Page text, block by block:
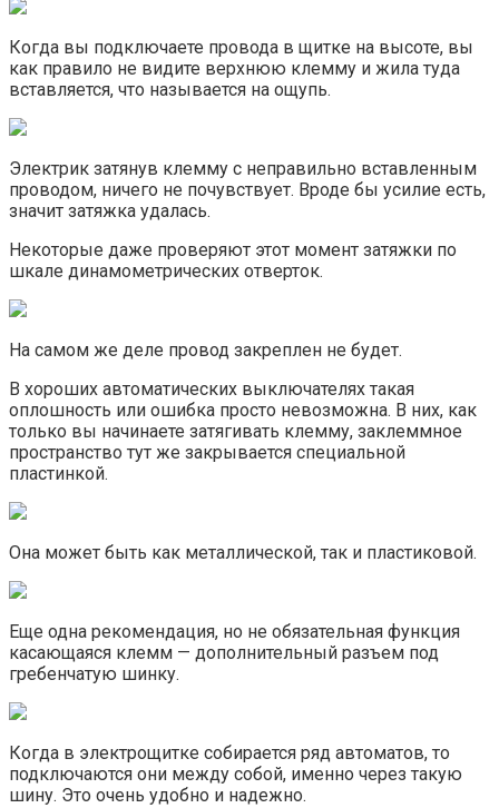
Когда вы подключаете провода в щитке на высоте, вы
как правило не видите верхнюю клемму и жила туда
вставляется, что называется на ощупь.
Электрик затянув клемму с неправильно вставленным
проводом, ничего не почувствует. Вроде бы усилие есть,
значит затяжка удалась.
Некоторые даже проверяют этот момент затяжки по
шкале динамометрических отверток.
На самом же деле провод закреплен не будет.
В хороших автоматических выключателях такая
оплошность или ошибка просто невозможна. В них, как
только вы начинаете затягивать клемму, заклеммное
пространство тут же закрывается специальной
пластинкой.
Она может быть как металлической, так и пластиковой.
Еще одна рекомендация, но не обязательная функция
касающаяся клемм — дополнительный разъем под
гребенчатую шинку.
Когда в электрощитке собирается ряд автоматов, то
подключаются они между собой, именно через такую
шину. Это очень удобно и надежно.